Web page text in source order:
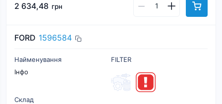
2 634,48 грн
FORD 1596584
Найменування
FILTER
Інфо
Склад